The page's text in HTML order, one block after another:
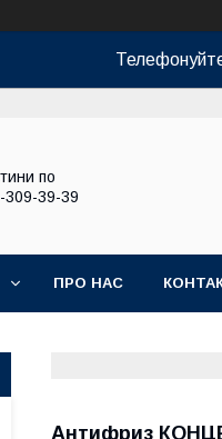
по
309-39-39
ПРО НАС
Антифриз